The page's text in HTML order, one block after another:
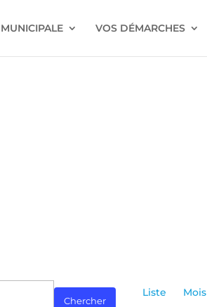
VOS DÉMARCHES
Chercher
de
Liste Mois